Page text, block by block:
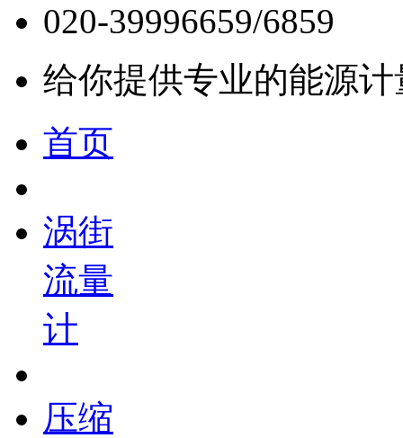
020-39996659/6859
给你提供专业的能源
首页
涡街
流量
计
压缩